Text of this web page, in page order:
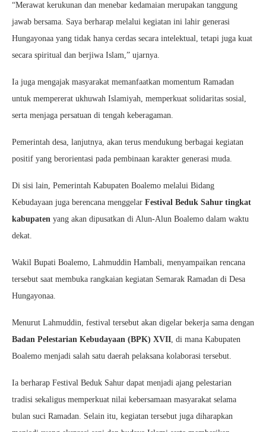
“Merawat kerukunan dan menebar kedamaian merupakan tanggung
jawab bersama. Saya berharap melalui kegiatan ini lahir generasi
Hungayonaa yang tidak hanya cerdas secara intelektual, tetapi juga kuat
secara spiritual dan berjiwa Islam,” ujarnya.
Ia juga mengajak masyarakat memanfaatkan momentum Ramadan
untuk mempererat ukhuwah Islamiyah, memperkuat solidaritas sosial,
serta menjaga persatuan di tengah keberagaman.
Pemerintah desa, lanjutnya, akan terus mendukung berbagai kegiatan
positif yang berorientasi pada pembinaan karakter generasi muda.
Di sisi lain, Pemerintah Kabupaten Boalemo melalui Bidang
Kebudayaan juga berencana menggelar Festival Beduk Sahur tingkat
kabupaten yang akan dipusatkan di Alun-Alun Boalemo dalam waktu
dekat.
Wakil Bupati Boalemo, Lahmuddin Hambali, menyampaikan rencana
tersebut saat membuka rangkaian kegiatan Semarak Ramadan di Desa
Hungayonaa.
Menurut Lahmuddin, festival tersebut akan digelar bekerja sama dengan
Badan Pelestarian Kebudayaan (BPK) XVII, di mana Kabupaten
Boalemo menjadi salah satu daerah pelaksana kolaborasi tersebut.
Ia berharap Festival Beduk Sahur dapat menjadi ajang pelestarian
tradisi sekaligus memperkuat nilai kebersamaan masyarakat selama
bulan suci Ramadan. Selain itu, kegiatan tersebut juga diharapkan